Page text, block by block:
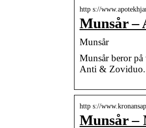
http s://
Munsår –
Munsår
Munsår beror
Anti & Zoviduo.
http s://
Munsår –